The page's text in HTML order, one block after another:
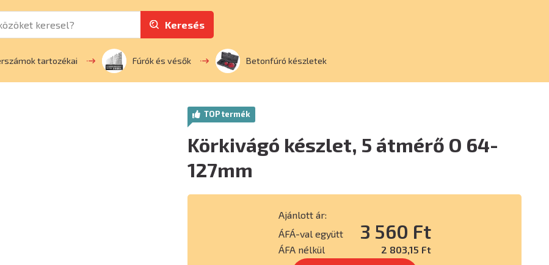
Keresés
tartozékai Fúrók és vésők Betonfúró készletek
TOP termék
Körkivágó készlet, 5 átmérő O 64-
127mm
Ajánlott ár:
ÁFÁ-val együtt
3 560 Ft
ÁFA nélkül 2 803,15 Ft